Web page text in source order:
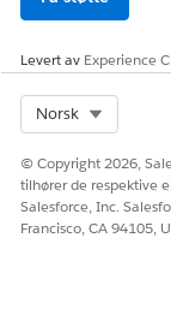
Levert av Experience
Norsk
© Copyright 2026,
tilhører de respektive
Salesforce, Inc.
Francisco, CA 94105,